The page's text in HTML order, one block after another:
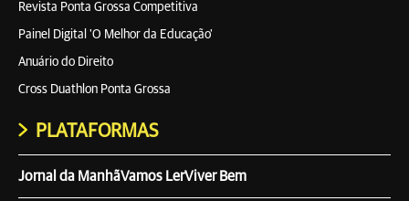
Revista Ponta Grossa Competitiva
Painel Digital 'O Melhor da Educação'
Anuário do Direito
Cross Duathlon Ponta Grossa
PLATAFORMAS
Jornal da ManhãVamos LerViver Bem